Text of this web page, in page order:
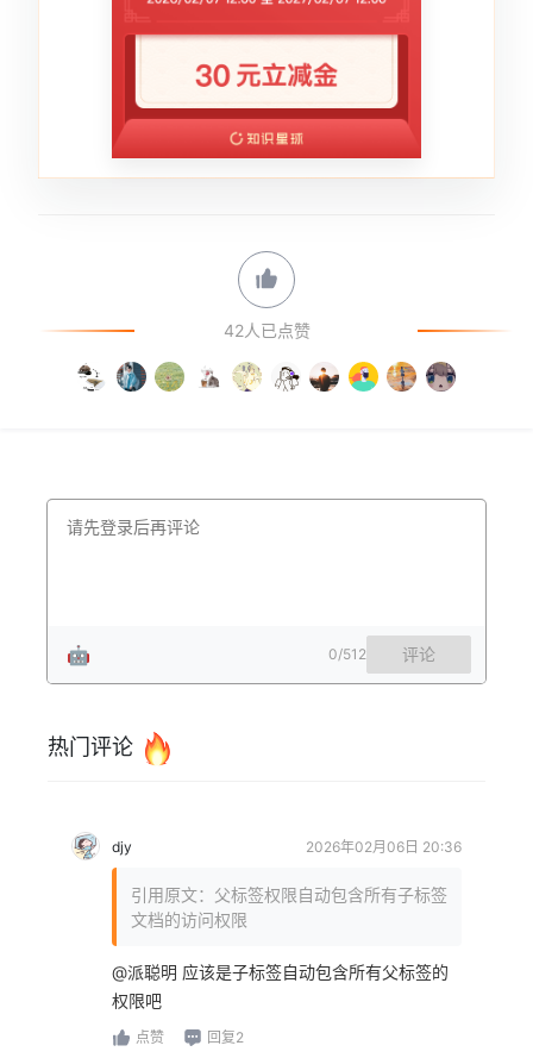
42人已点赞
🤖 0/512 评论
热门评论
djy 2026年02月06日 20:36
引用原文：父标签权限自动包含所有子标签
文档的访问权限
@派聪明 应该是子标签自动包含所有父标签的
权限吧
点赞 回复2